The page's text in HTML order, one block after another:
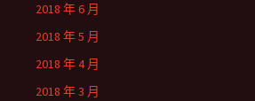
2018 年 6 月
2018 年 5 月
2018 年 4 月
2018 年 3 月